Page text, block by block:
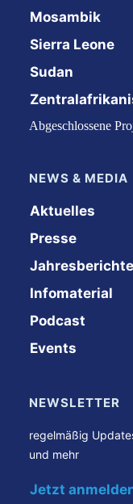
Mosambik
Sierra Leone
Sudan
Abgeschlossene
NEWS & MEDIA
Aktuelles
Presse
Jahresberichte
Infomaterial
Podcast
Events
NEWSLETTER
regelmäßig
und mehr
Jetzt